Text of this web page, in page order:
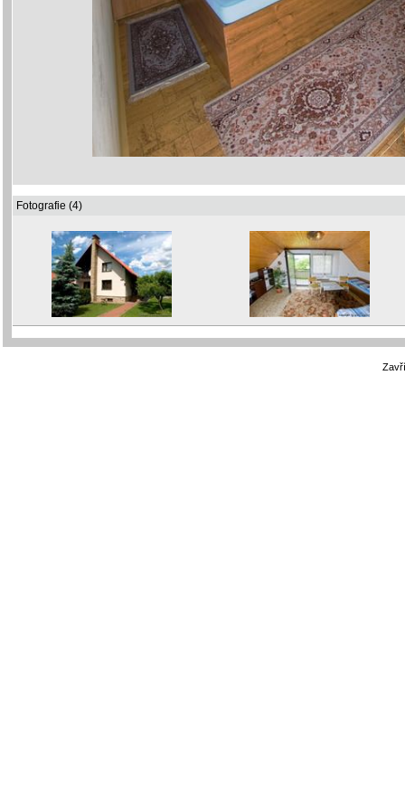
Fotografie (4)